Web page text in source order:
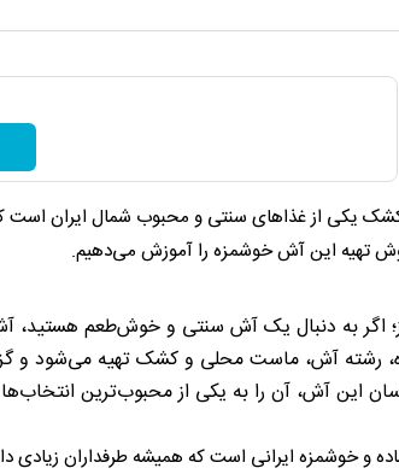
یکی از غذاهای سنتی و محبوب شمال ایران است
تهیه این آش خوشمزه را آموزش می‌دهیم.
اگر به دنبال یک آش سنتی و خوش‌طعم
رشته آش، ماست محلی و کشک تهیه می‌شود
این آش، آن را به یکی از محبوب‌ترین
و خوشمزه ایرانی است که همیشه طرفداران